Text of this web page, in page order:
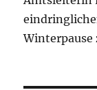
Winterpause